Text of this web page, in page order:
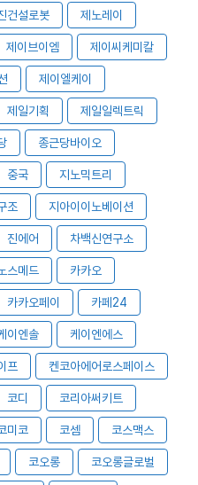
건설로봇 제노레이
제이브이엠 제이씨케미칼
제이엘케이
제일기획 제일일렉트릭
종근당바이오
중국 지노믹트리
조 지아이이노베이션
진에어 차백신연구소
스메드 카카오
카카오페이 카페24
이엔솔 케이엔에스
프 켄코아에어로스페이스
코디 코리아써키트
미코 코셈 코스맥스
코오롱 코오롱글로벌